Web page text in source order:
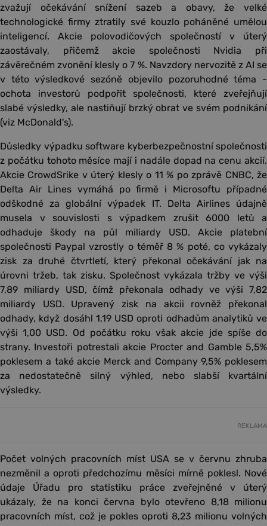
zvažují očekávání snížení sazeb a obavy, že velké
technologické firmy ztratily své kouzlo poháněné umělou
inteligencí. Akcie polovodičových společností v úterý
zaostávaly, přičemž akcie společnosti Nvidia při
závěrečném zvonění klesly o 7 %. Navzdory nervozitě z AI se
v této výsledkové sezóně objevilo pozoruhodné téma -
ochota investorů podpořit společnosti, které zveřejňují
slabé výsledky, ale nastiňují brzký obrat ve svém podnikání
(viz McDonald's).
Důsledky výpadku software kyberbezpečnostní společnosti
z počátku tohoto měsíce mají i nadále dopad na cenu akcií.
Akcie CrowdSrike v úterý klesly o 11 % po zprávě CNBC, že
Delta Air Lines vymáhá po firmě i Microsoftu případné
odškodné za globální výpadek IT. Delta Airlines údajně
musela v souvislosti s výpadkem zrušit 6000 letů a
odhaduje škody na půl miliardy USD. Akcie platební
společnosti Paypal vzrostly o téměř 8 % poté, co vykázaly
zisk za druhé čtvrtletí, který překonal očekávání jak na
úrovni tržeb, tak zisku. Společnost vykázala tržby ve výši
7,89 miliardy USD, čímž překonala odhady ve výši 7,82
miliardy USD. Upravený zisk na akcii rovněž překonal
odhady, když dosáhl 1,19 USD oproti odhadům analytiků ve
výši 1,00 USD. Od počátku roku však akcie jde spíše do
strany. Investoři potrestali akcie Procter and Gamble 5,5%
poklesem a také akcie Merck and Company 9,5% poklesem
za nedostatečně silný výhled, nebo slabší kvartální
výsledky.
REKLAMA
Počet volných pracovních míst USA se v červnu zhruba
nezměnil a oproti předchozímu měsíci mírně poklesl. Nové
údaje Úřadu pro statistiku práce zveřejněné v úterý
ukázaly, že na konci června bylo otevřeno 8,18 milionu
pracovních míst, což je pokles oproti 8,23 milionu volných